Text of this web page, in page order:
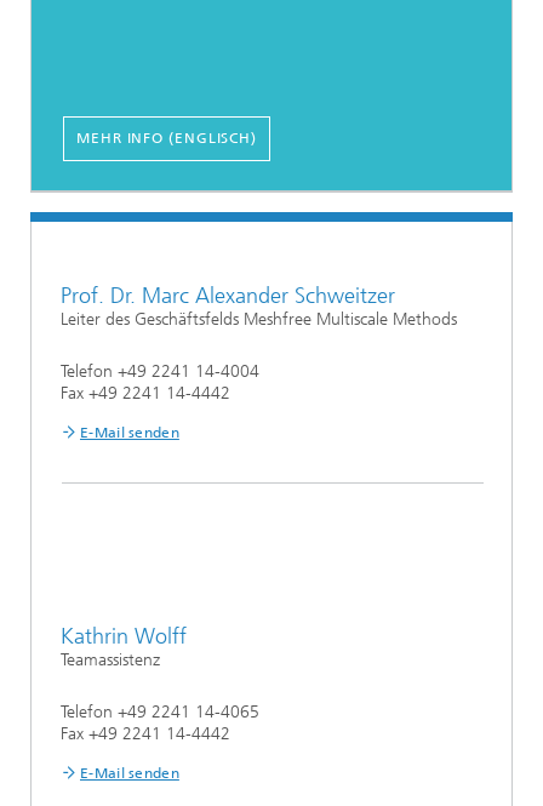
MEHR INFO (ENGLISCH)
Prof. Dr. Marc Alexander Schweitzer
Leiter des Geschäftsfelds Meshfree Multiscale Methods
Telefon +49 2241 14-4004
Fax +49 2241 14-4442
E-Mail senden
Kathrin Wolff
Teamassistenz
Telefon +49 2241 14-4065
Fax +49 2241 14-4442
E-Mail senden